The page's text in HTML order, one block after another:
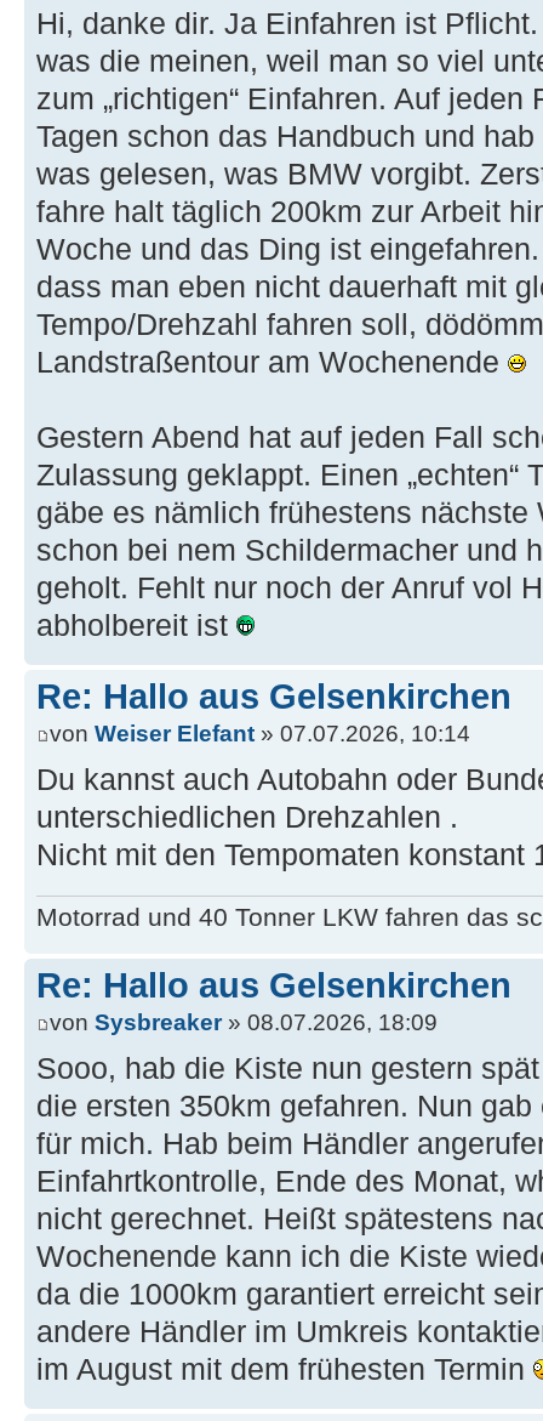
Hi, danke dir. Ja Einfahren ist
was die meinen, weil man so viel
zum „richtigen“ Einfahren. Auf
Tagen schon das Handbuch und
was gelesen, was BMW vorgibt.
fahre halt täglich 200km zur Arbeit
Woche und das Ding ist
dass man eben nicht dauerhaft mit
Tempo/Drehzahl fahren soll,
Landstraßentour am Wochenende
Gestern Abend hat auf jeden Fall
Zulassung geklappt. Einen „echten“
gäbe es nämlich frühestens
schon bei nem Schildermacher und
geholt. Fehlt nur noch der Anruf vol
abholbereit ist
Re: Hallo aus Gelsenkirchen
von Weiser Elefant » 07.07.2026, 10:14
Du kannst auch Autobahn oder
unterschiedlichen Drehzahlen .
Nicht mit den Tempomaten konstant
Motorrad und 40 Tonner LKW fahren das
Re: Hallo aus Gelsenkirchen
von Sysbreaker» 08.07.2026, 18:09
Sooo, hab die Kiste nun gestern
die ersten 350km gefahren. Nun
für mich. Hab beim Händler
Einfahrtkontrolle, Ende des Monat,
nicht gerechnet. Heißt spätestens
Wochenende kann ich die Kiste
da die 1000km garantiert erreicht
andere Händler im Umkreis
im August mit dem frühesten Termin